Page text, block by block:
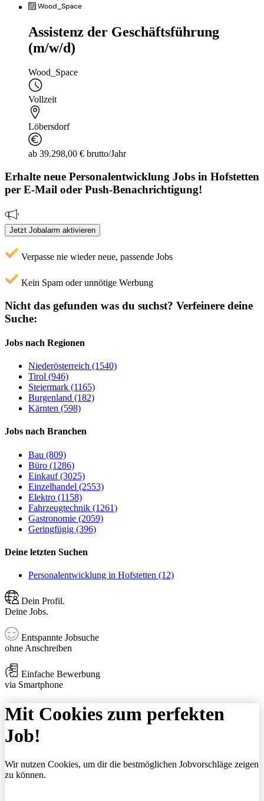
Assistenz der Geschäftsführung
(m/w/d)
Wood_Space
Vollzeit
Löbersdorf
ab 39.298,00 € brutto/Jahr
Erhalte neue Personalentwicklung Jobs in Hofstetten
per E-Mail oder Push-Benachrichtigung!
Jetzt Jobalarm aktivieren
Verpasse nie wieder neue, passende Jobs
Kein Spam oder unnötige Werbung
Nicht das gefunden was du suchst? Verfeinere deine
Suche:
Jobs nach Regionen
Niederösterreich (1540)
Tirol (946)
Steiermark (1165)
Burgenland (182)
Kärnten (598)
Jobs nach Branchen
Bau (809)
Büro (1286)
Einkauf (3025)
Einzelhandel (2553)
Elektro (1158)
Fahrzeugtechnik (1261)
Gastronomie (2059)
Geringfügig (396)
Deine letzten Suchen
Personalentwicklung in Hofstetten (12)
Dein Profil.
Deine Jobs.
Entspannte Jobsuche
ohne Anschreiben
Einfache Bewerbung
via Smartphone
Mit Cookies zum perfekten
Job!
Wir nutzen Cookies, um dir die bestmöglichen Jobvorschläge zeigen
zu können.